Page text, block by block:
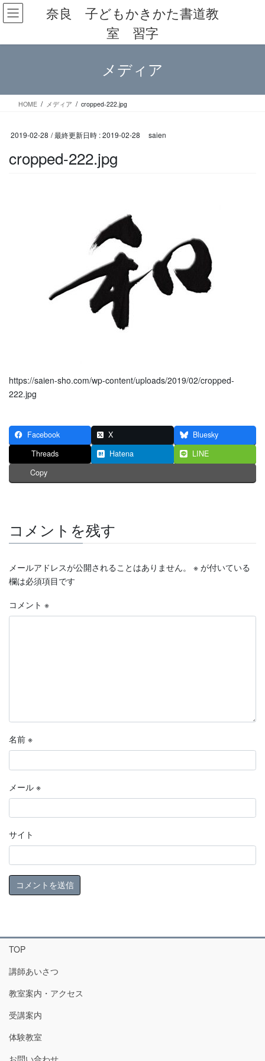
コ
ン
ン
キ
ナ
ビ
ー
に
奈良 子どもかきかた書道教
室 習字
メディア
HOME メディア cropped-222.jpg
2019-02-28 / 最終更新日時 :2019-02-28 saien
cropped-222.jpg
https://saien-sho.com/wp-content/uploads/2019/02/cropped-
222.jpg
Facebook X
Bluesky
Threads
Hatena
LINE
Copy
コメントを残す
メールアドレスが公開されることはありません。 ※ が付いている
欄は必須項目です
コメント ※
名前 ※
メール ※
サイト
TOP
講師あいさつ
教室案内・アクセス
受講案内
体験教室
お問い合わせ